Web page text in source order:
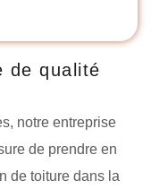
de qualité
notre entreprise
de prendre en
de toiture dans la